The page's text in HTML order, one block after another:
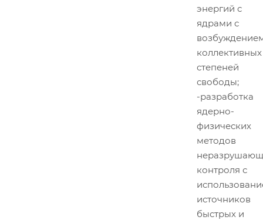
энергий с
ядрами с
коллективных
степеней
свободы;
-разработка
ядерно-
физических
методов
контроля с
источников
быстрых и